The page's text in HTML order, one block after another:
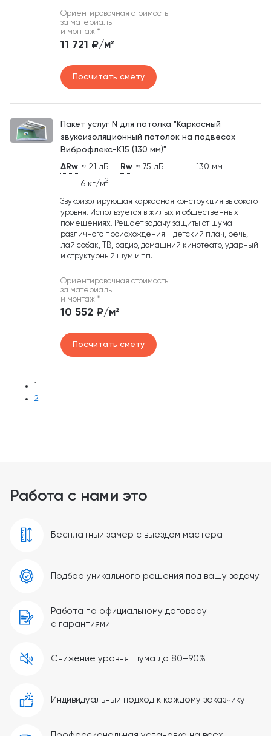
Ориентировочная стоимость
за материалы
и монтаж *
11 721 ₽/м²
Посчитать смету
Пакет услуг N для потолка "Каркасный
звукоизоляционный потолок на подвесах
Виброфлекс-К15 (130 мм)"
ΔRw ≈ 21 дБ Rw ≈ 75 дБ
130 мм
6 кг/м2
Звукоизолирующая каркасная конструкция высокого
уровня. Используется в жилых и общественных
помещениях. Решает задачу защиты от шума
различного происхождения - детский плач, речь,
лай собак, ТВ, радио, домашний кинотеатр, ударный
и структурный шум и т.п.
Ориентировочная стоимость
за материалы
и монтаж *
10 552 ₽/м²
Посчитать смету
1
2
Работа с нами это
Бесплатный замер с выездом мастера
Подбор уникального решения под вашу задачу
Работа по официальному договору
с гарантиями
Снижение уровня шума до 80–90%
Индивидуальный подход к каждому заказчику